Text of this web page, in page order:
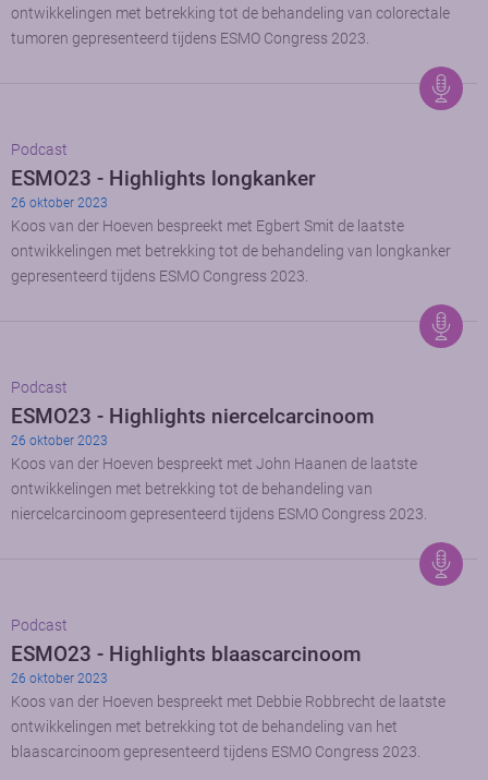
ontwikkelingen met betrekking tot de behandeling van colorectale
tumoren gepresenteerd tijdens ESMO Congress 2023.
Podcast
ESMO23 - Highlights longkanker
26 oktober 2023
Koos van der Hoeven bespreekt met Egbert Smit de laatste
ontwikkelingen met betrekking tot de behandeling van longkanker
gepresenteerd tijdens ESMO Congress 2023.
Podcast
ESMO23 - Highlights niercelcarcinoom
26 oktober 2023
Koos van der Hoeven bespreekt met John Haanen de laatste
ontwikkelingen met betrekking tot de behandeling van
niercelcarcinoom gepresenteerd tijdens ESMO Congress 2023.
Podcast
ESMO23 - Highlights blaascarcinoom
26 oktober 2023
Koos van der Hoeven bespreekt met Debbie Robbrecht de laatste
ontwikkelingen met betrekking tot de behandeling van het
blaascarcinoom gepresenteerd tijdens ESMO Congress 2023.